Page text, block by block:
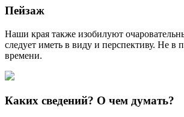
Пейзаж
Наши края также изобилуют
следует иметь в виду и перспективу. Не в
времени.
Каких сведений? О чем думать?